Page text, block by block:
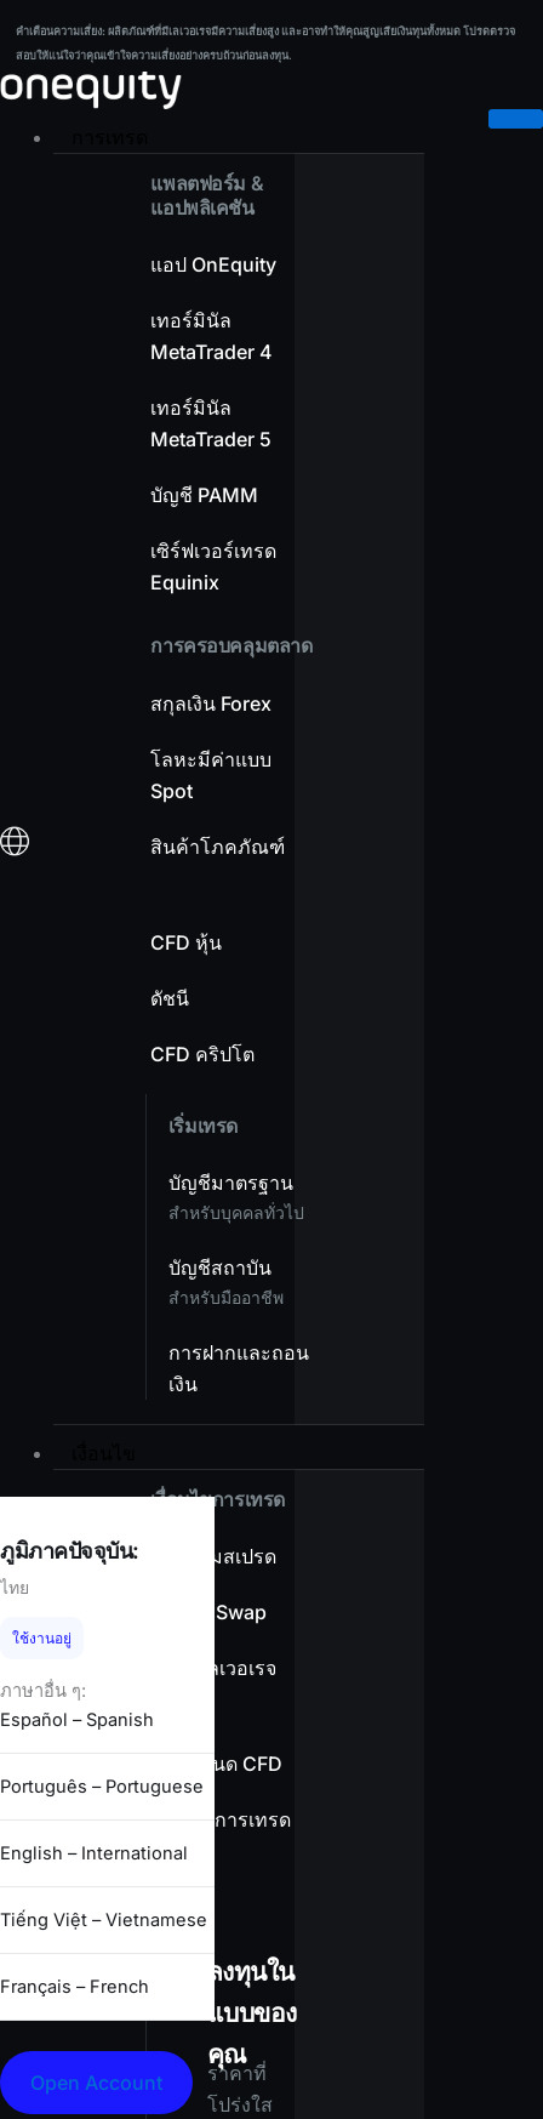
content
คำเตือนความเสี่ยง: ผลิตภัณฑ์ที่มีเลเวอเรจมีความเสี่ยงสูง และอาจทำให้คุณสูญเสียเงินทุนทั้งหมด โปรดตรวจ
สอบให้แน่ใจว่าคุณเข้าใจความเสี่ยงอย่างครบถ้วนก่อนลงทุน.
คำเตือนความเสี่ยง: ผลิตภัณฑ์ที่มีเลเวอเรจมีความเสี่ยงสูง และอาจทำให้คุณสูญเสียเงินทุนทั้งหมด โปรดตรวจ
สอบให้แน่ใจว่าคุณเข้าใจความเสี่ยงอย่างครบถ้วนก่อนลงทุน.
แพลตฟอร์ม &
แอปพลิเคชัน
แอป OnEquity
เทอร์มินัล
MetaTrader 4
เทอร์มินัล
MetaTrader 5
บัญชี PAMM
เซิร์ฟเวอร์เทรด
Equinix
การครอบคลุมตลาด
สกุลเงิน Forex
โลหะมีค่าแบบ
Spot
สินค้าโภคภัณฑ์
CFD หุ้น
ดัชนี
CFD คริปโต
เริ่มเทรด
บัญชีมาตรฐาน
สำหรับบุคคลทั่วไป
บัญชีสถาบัน
สำหรับมืออาชีพ
การฝากและถอน
เงิน
เงื่อนไขการเทรด
ภาพรวมสเปรด
ไม่มีค่า Swap
ข้อมูลเลเวอเรจ
ข้อกำหนด CFD
เงื่อนไขการเทรด
ทั้งหมด
ลงทุนใน
แบบของ
คุณ
ราคาที่
โปร่งใส
ภูมิภาคปัจจุบัน:
ไทย
ใช้งานอยู่
ภาษาอื่น ๆ:
Español – Spanish
Português – Portuguese
English – International
Tiếng Việt – Vietnamese
Français – French
Open Account